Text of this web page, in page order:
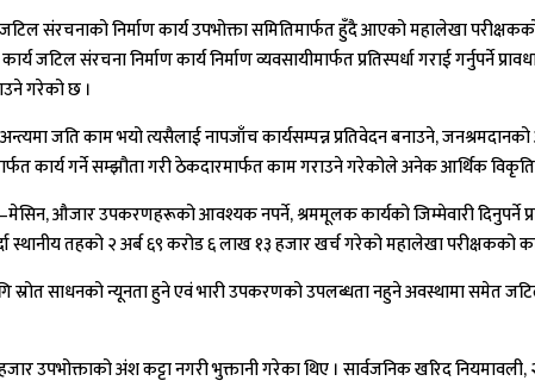
संरचनाको निर्माण कार्य उपभोक्ता समितिमार्फत हुँदै आएको महालेखा
जटिल संरचना निर्माण कार्य निर्माण व्यवसायीमार्फत प्रतिस्पर्धा गराई गर्नुपर्ने
गरेको छ ।
जति काम भयो त्यसैलाई नापजाँच कार्यसम्पन्न प्रतिवेदन बनाउने,
कार्य गर्ने सम्झौता गरी ठेकदारमार्फत काम गराउने गरेकोले अनेक आर्थिक
औजार उपकरणहरूको आवश्यक नपर्ने, श्रममूलक कार्यको जिम्मेवारी दिनुपर्ने
स्थानीय तहको २ अर्ब ६९ करोड ६ लाख १३ हजार खर्च गरेको महालेखा परीक्षकको
साधनको न्यूनता हुने एवं भारी उपकरणको उपलब्धता नहुने अवस्थामा समेत जटिल
उपभोक्ताको अंश कट्टा नगरी भुक्तानी गरेका थिए । सार्वजनिक खरिद